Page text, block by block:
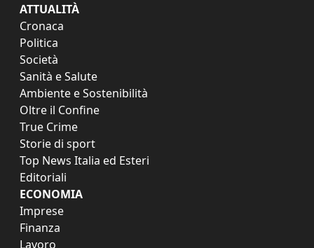
ATTUALITÀ
Cronaca
Politica
Società
Sanità e Salute
Ambiente e Sostenibilità
Oltre il Confine
True Crime
Storie di sport
Top News Italia ed Esteri
Editoriali
ECONOMIA
Imprese
Finanza
Lavoro